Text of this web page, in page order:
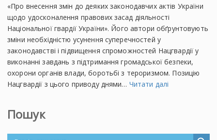
«Про внесення змін до деяких законодавчих актів України
щодо удосконалення правових засад діяльності
Національної гвардії України». Його автори обґрунтовують
зміни необхідністю усунення суперечностей у
законодавстві і підвищення спроможностей Нацгвардії у
виконанні завдань з підтримання громадської безпеки,
охорони органів влади, боротьбі з тероризмом. Позицію
Нацгвардії з цього приводу днями… Читати далі
Пошук